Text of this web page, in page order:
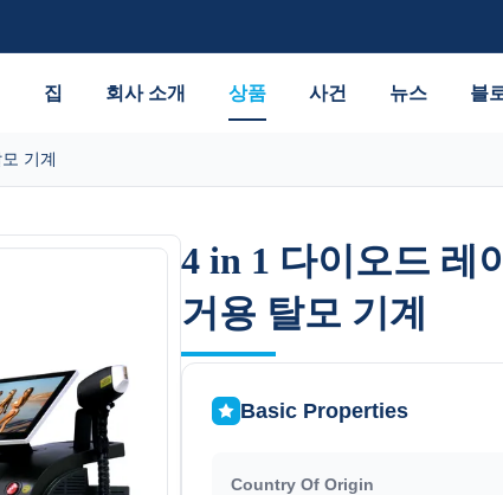
집 회사 소개 상품 사건 뉴스 블
기계
4 in 1 다이오드 레
거용 탈모 기계
4 in 1 다이오드 레
거용 탈모 기계
Basic Properties
Country Of Origin